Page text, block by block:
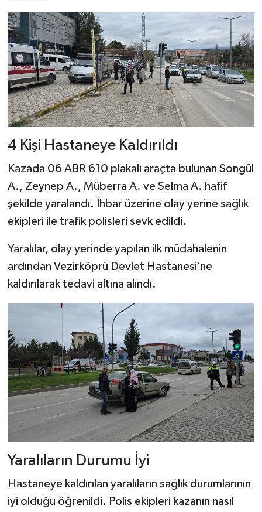
4 Kişi Hastaneye Kaldırıldı
Kazada 06 ABR 610 plakalı araçta bulunan Songül
A., Zeynep A., Müberra A. ve Selma A. hafif
şekilde yaralandı. İhbar üzerine olay yerine sağlık
ekipleri ile trafik polisleri sevk edildi.
Yaralılar, olay yerinde yapılan ilk müdahalenin
ardından Vezirköprü Devlet Hastanesi’ne
kaldırılarak tedavi altına alındı.
Yaralıların Durumu İyi
Hastaneye kaldırılan yaralıların sağlık durumlarının
iyi olduğu öğrenildi. Polis ekipleri kazanın nasıl
Karadeniz Haberleri
Ulusal Haberler
Teknoloji Haberleri
Siyaset Haberleri
Dünya Haberleri
Yerel Haberler
Haber Arşivi